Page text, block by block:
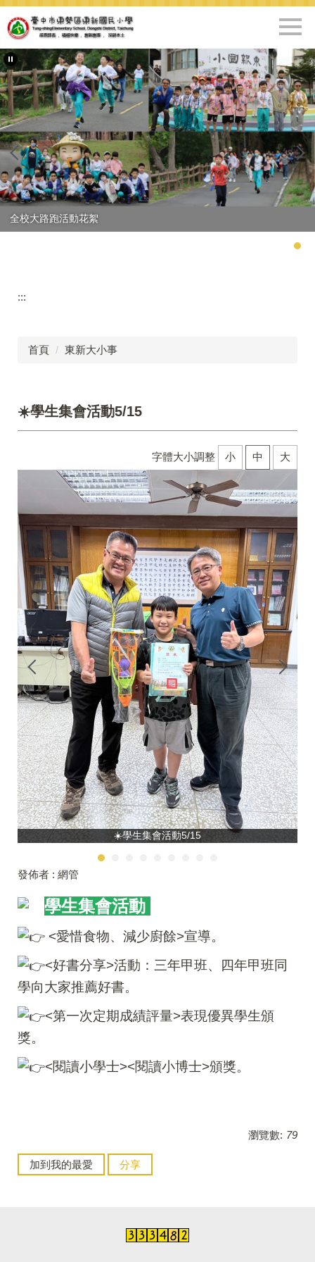
跳
到
主
要
內
容
區
全校大路跑活動花絮
:::
首頁 東新大小事
☀️學生集會活動5/15
字體大小調整 小 中 大
☀️學生集會活動5/15
發佈者 : 網管
學生集會活動
<愛惜食物、減少廚餘>宣導。
<好書分享>活動：三年甲班、四年甲班同
學向大家推薦好書。
<第一次定期成績評量>表現優異學生頒
獎。
<閱讀小學士><閱讀小博士>頒獎。
瀏覽數: 79
加到我的最愛 分享